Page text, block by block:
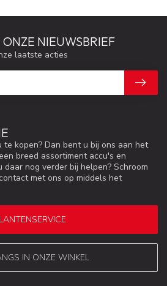
kopen? Dan bent u bij ons aan het
breed assortiment accu's en
daar nog verder bij helpen? Schroom
met ons op middels het
IN ONZE WINKEL
NIEUWSBRIEF
laatste acties